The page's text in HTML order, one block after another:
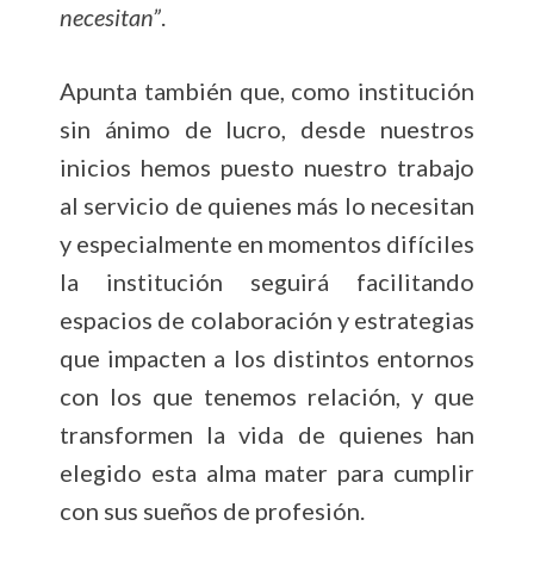
necesitan”.
Apunta también que, como institución
sin ánimo de lucro, desde nuestros
inicios hemos puesto nuestro trabajo
al servicio de quienes más lo necesitan
y especialmente en momentos difíciles
la institución seguirá facilitando
espacios de colaboración y estrategias
que impacten a los distintos entornos
con los que tenemos relación, y que
transformen la vida de quienes han
elegido esta alma mater para cumplir
con sus sueños de profesión.